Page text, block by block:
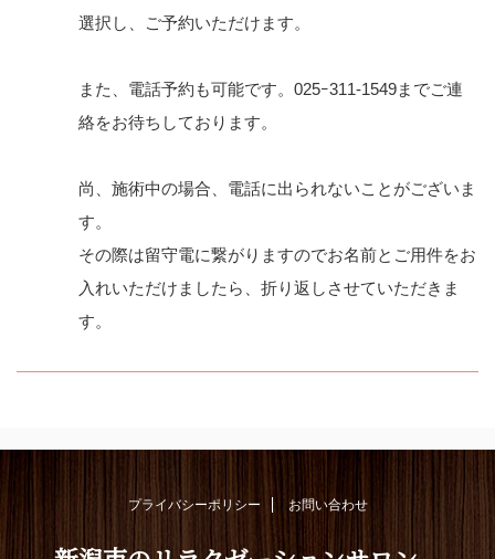
選択し、ご予約いただけます。
また、電話予約も可能です。025ｰ311-1549までご連
絡をお待ちしております。
尚、施術中の場合、電話に出られないことがございま
す。
その際は留守電に繋がりますのでお名前とご用件をお
入れいただけましたら、折り返しさせていただきま
す。
プライバシーポリシー お問い合わせ